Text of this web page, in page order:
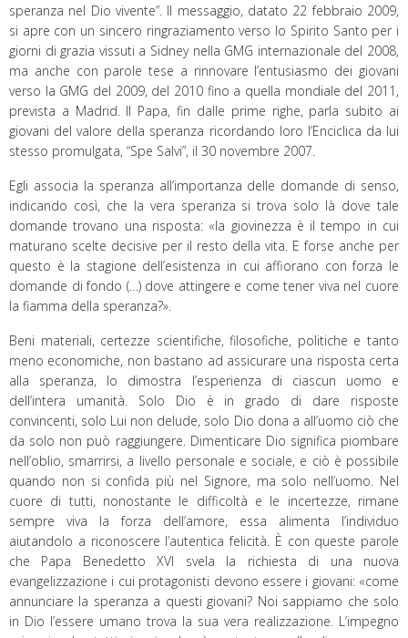
speranza nel Dio vivente”. Il messaggio, datato 22 febbraio 2009,
si apre con un sincero ringraziamento verso lo Spirito Santo per i
giorni di grazia vissuti a Sidney nella GMG internazionale del 2008,
ma anche con parole tese a rinnovare l’entusiasmo dei giovani
verso la GMG del 2009, del 2010 fino a quella mondiale del 2011,
prevista a Madrid. Il Papa, fin dalle prime righe, parla subito ai
giovani del valore della speranza ricordando loro l’Enciclica da lui
stesso promulgata, “Spe Salvi”, il 30 novembre 2007.
Egli associa la speranza all’importanza delle domande di senso,
indicando così, che la vera speranza si trova solo là dove tale
domande trovano una risposta: «la giovinezza è il tempo in cui
maturano scelte decisive per il resto della vita. E forse anche per
questo è la stagione dell’esistenza in cui affiorano con forza le
domande di fondo (…) dove attingere e come tener viva nel cuore
la fiamma della speranza?».
Beni materiali, certezze scientifiche, filosofiche, politiche e tanto
meno economiche, non bastano ad assicurare una risposta certa
alla speranza, lo dimostra l’esperienza di ciascun uomo e
dell’intera umanità. Solo Dio è in grado di dare risposte
convincenti, solo Lui non delude, solo Dio dona a all’uomo ciò che
da solo non può raggiungere. Dimenticare Dio significa piombare
nell’oblio, smarrirsi, a livello personale e sociale, e ciò è possibile
quando non si confida più nel Signore, ma solo nell’uomo. Nel
cuore di tutti, nonostante le difficoltà e le incertezze, rimane
sempre viva la forza dell’amore, essa alimenta l’individuo
aiutandolo a riconoscere l’autentica felicità. È con queste parole
che Papa Benedetto XVI svela la richiesta di una nuova
evangelizzazione i cui protagonisti devono essere i giovani: «come
annunciare la speranza a questi giovani? Noi sappiamo che solo
in Dio l’essere umano trova la sua vera realizzazione. L’impegno